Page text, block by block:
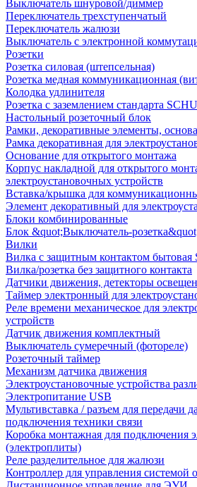
Выключатель шнуровой/диммер
Переключатель трехступенчатый
Переключатель жалюзи
Выключатель с электронной
Розетки
Розетка силовая (штепсельная)
Розетка медная коммуникационная
Колодка удлинителя
Розетка с заземлением стандарта
Настольный розеточный блок
Рамки, декоративные элементы,
Рамка декоративная для
Основание для открытого монтажа
Корпус накладной для открытого
электроустановочных устройств
Вставка/крышка для
Элемент декоративный для
Блоки комбинированные
Блок &quot;Выключатель-
Вилки
Вилка с защитным контактом бытовая
Вилка/розетка без защитного контакта
Датчики движения, детекторы
Таймер электронный для
Реле времени механическое для
устройств
Датчик движения комплектный
Выключатель сумеречный (фотореле)
Розеточный таймер
Механизм датчика движения
Электроустановочные устройства
Электропитание USB
Мультивставка / разъем для передачи
подключения техники связи
Коробка монтажная для подключения
(электроплиты)
Реле разделительное для жалюзи
Контроллер для управления системой